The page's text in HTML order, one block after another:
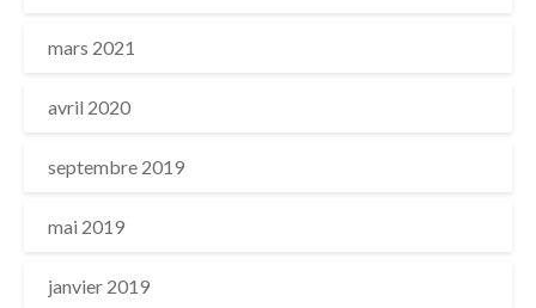
mars 2021
avril 2020
septembre 2019
mai 2019
janvier 2019